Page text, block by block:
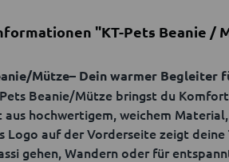
"KT-Pets Beanie /
Mütze– Dein warmer Begleiter
Beanie/Mütze bringst du
hochwertigem, weichem
Logo auf der Vorderseite zeigt
gehen, Wandern oder für